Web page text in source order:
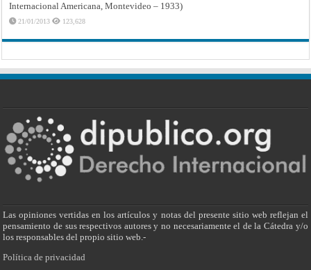
Internacional Americana, Montevideo – 1933)
21/01/2013 123,628
Las opiniones vertidas en los artículos y notas del presente sitio web reflejan el
pensamiento de sus respectivos autores y no necesariamente el de la Cátedra y/o
los responsables del propio sitio web.-
Política de privacidad